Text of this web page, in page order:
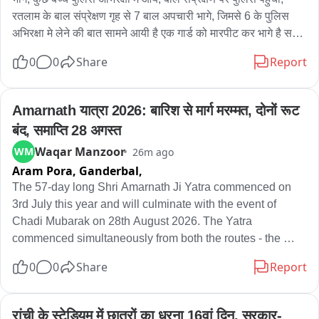
रतलाम के बाल संप्रेक्षण गृह से 7 बाल अपचारी भागे, जिमसे 6 के पुलिस
अभिरक्षा मे लेने की बात सामने आयी है एक गार्ड को मारपीट कर भागे है सभी,
अपचारी थे, प्लान बनाकर दिया घटना को अंजाम, मेन गेट के ऊपर से सरिये
0 0 Share Report
Amarnath यात्रा 2026: बारिश से मार्ग मरम्मत, दोनों रूट
बंद, समाप्ति 28 अगस्त
WMWaqar Manzoor 26m ago
Aram Pora, Ganderbal,
The 57-day long Shri Amarnath Ji Yatra commenced on
3rd July this year and will culminate with the event of
Chadi Mubarak on 28th August 2026. The Yatra
commenced simultaneously from both the routes - the
Ganderbal district. “More than 4.8 lakh pilgrims have
to the recent rains, a necessity for the repair &
0 0 Share Report
रांची के स्टेडियम में छात्रों का धरना 16वां दिन, सरकार-